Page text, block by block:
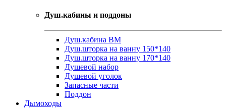
Душ.кабины и поддоны
Душ.кабина ВМ
Душ.шторка на ванну 150*140
Душ.шторка на ванну 170*140
Душевой набор
Душевой уголок
Запасные части
Поддон
Дымоходы